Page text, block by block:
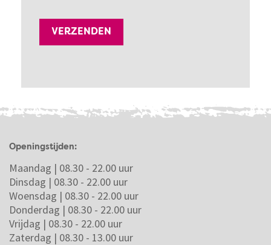
Openingstijden:
Maandag | 08.30 - 22.00 uur
Dinsdag | 08.30 - 22.00 uur
Woensdag | 08.30 - 22.00 uur
Donderdag | 08.30 - 22.00 uur
Vrijdag | 08.30 - 22.00 uur
Zaterdag | 08.30 - 13.00 uur